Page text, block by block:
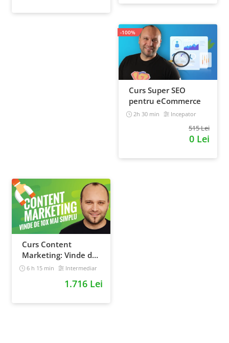
Curs Super SEO
pentru eCommerce
2h 30 min Incepator
515 Lei
0 Lei
-100%
Curs Content
Marketing: Vinde de
10x mai simplu
6 h 15 min Intermediar
1.716 Lei